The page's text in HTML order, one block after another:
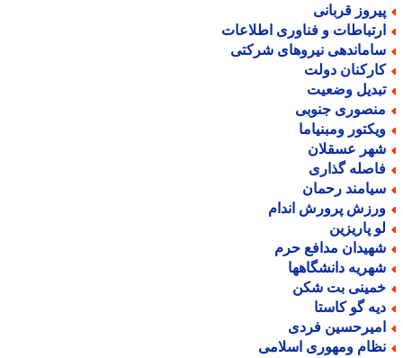
قربانی
و فناوری اطلاعات
نیروهای شرکتی
دولت
وضعیت
جنوبی
ومبنیاما
عسقلان
گذاری
رحمان
پرورش اندام
پاریزین
مدافع حرم
دانشگاهها
بت شکن
گو کاستا
فردی
ومهوری اسلامی